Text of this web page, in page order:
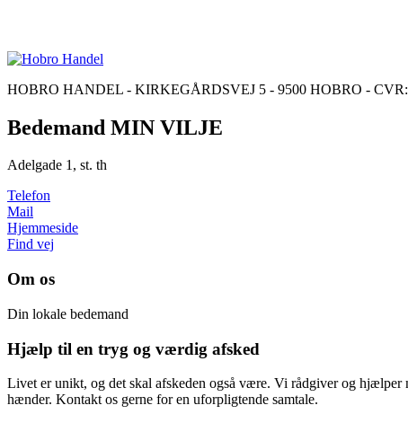
HOBRO HANDEL - KIRKEGÅRDSVEJ 5 - 9500 HOBRO - CVR:
Bedemand MIN VILJE
Adelgade 1, st. th
Telefon
Mail
Hjemmeside
Find vej
Om os
Din lokale bedemand
Hjælp til en tryg og værdig afsked
Livet er unikt, og det skal afskeden også være. Vi rådgiver og hjælper
hænder. Kontakt os gerne for en uforpligtende samtale.